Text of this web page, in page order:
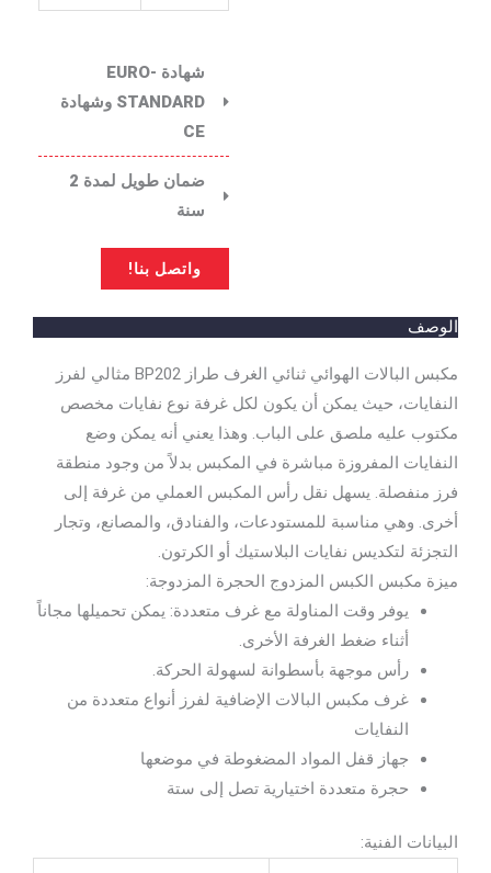
شهادة EURO-
STANDARD وشهادة
ضمان طويل لمدة 2
واتصل بنا!
الوصف
مكبس البالات الهوائي ثنائي الغرف طراز BP202 مثالي لفرز
النفايات، حيث يمكن أن يكون لكل غرفة نوع نفايات مخصص
مكتوب عليه ملصق على الباب. وهذا يعني أنه يمكن وضع
النفايات المفروزة مباشرة في المكبس بدلاً من وجود منطقة
فرز منفصلة. يسهل نقل رأس المكبس العملي من غرفة إلى
أخرى. وهي مناسبة للمستودعات، والفنادق، والمصانع، وتجار
التجزئة لتكديس نفايات البلاستيك أو الكرتون.
ميزة مكبس الكبس المزدوج الحجرة المزدوجة:
يوفر وقت المناولة مع غرف متعددة: يمكن تحميلها مجاناً
أثناء ضغط الغرفة الأخرى.
رأس موجهة بأسطوانة لسهولة الحركة.
غرف مكبس البالات الإضافية لفرز أنواع متعددة من
النفايات
جهاز قفل المواد المضغوطة في موضعها
حجرة متعددة اختيارية تصل إلى ستة
البيانات الفنية: